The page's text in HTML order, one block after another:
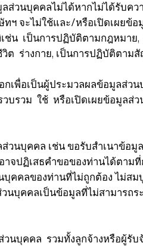
คคลไม่ได้หากไม่ได้รับควา
ฯ จะไม่ใช้และ/หรือเปิดเผย
เป็นการปฏิบัติตามกฎหมาย
ร่างกาย, เป็นการปฏิบัติตา
เพื่อเป็นผู้ประมวลผลข้อมูลส่
บรวม ใช้ หรือเปิดเผยข้อมูล
นบุคคล เช่น ขอรับสำเนาข้
จปฏิเสธคำขอของท่านได้ตาม
คคลของท่านที่ไม่ถูกต้อง ไม่ส
บุคคลเป็นข้อมูลที่ไม่สามาร
บุคคล รวมทั้งลูกจ้างหรือผู้รั